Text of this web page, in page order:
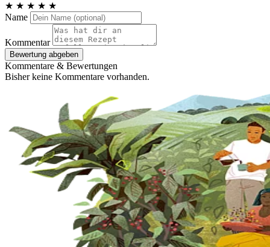
★ ★ ★ ★ ★
Name
Kommentar
Bewertung abgeben
Kommentare & Bewertungen
Bisher keine Kommentare vorhanden.